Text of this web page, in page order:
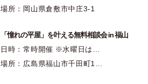
場所：岡山県倉敷市中庄3-1
「憧れの平屋」を叶える無料相談会 in 福山
日時：常時開催 ※水曜日は…
場所：広島県福山市千田町1…